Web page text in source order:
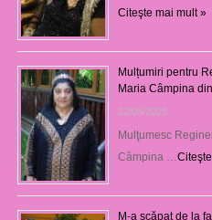
Citeşte mai mult »
Mulțumiri pentru
Maria Câmpina
22/05/2025
Mulţumesc
Câmpina …
M-a scăpat de la